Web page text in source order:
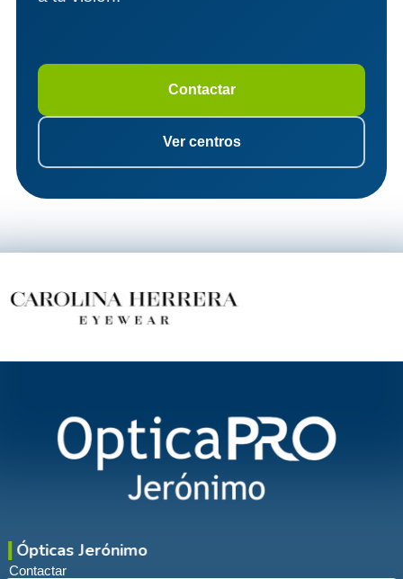
Contactar
Ver centros
Ópticas Jerónimo
Contactar